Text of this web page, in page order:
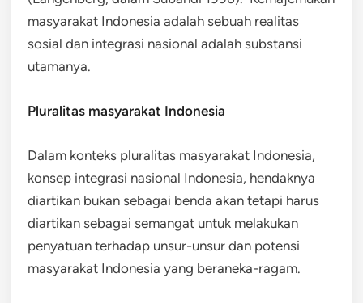
masyarakat Indonesia adalah sebuah realitas
sosial dan integrasi nasional adalah substansi
utamanya.
Pluralitas masyarakat Indonesia
Dalam konteks pluralitas masyarakat Indonesia,
konsep integrasi nasional Indonesia, hendaknya
diartikan bukan sebagai benda akan tetapi harus
diartikan sebagai semangat untuk melakukan
penyatuan terhadap unsur-unsur dan potensi
masyarakat Indonesia yang beraneka-ragam.